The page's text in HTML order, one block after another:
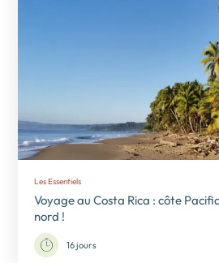
Les Essentiels
Voyage au Costa Rica : côte
nord !
16 jours